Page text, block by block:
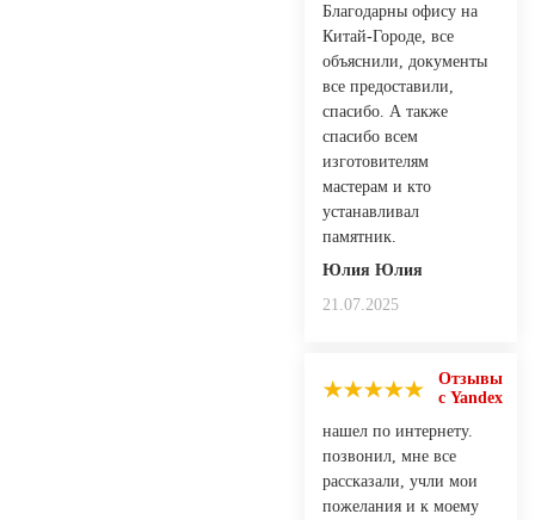
Благодарны офису на
Китай-Городе, все
объяснили, документы
все предоставили,
спасибо. А также
спасибо всем
изготовителям
мастерам и кто
устанавливал
памятник.
Юлия Юлия
21.07.2025
Отзывы
с Yandex
нашел по интернету.
позвонил, мне все
рассказали, учли мои
пожелания и к моему